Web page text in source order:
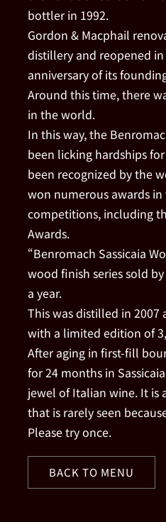
bottler in 1992.
Gordon & Macphail
distillery and reopened
anniversary of its
Around this time, there
in the world.
In this way, the
been licking hardships
been recognized by the
won numerous awards
competitions, including
Awards.
“Benromach Sassicaia
wood finish series sold
a year.
This was distilled in
with a limited edition of
After aging in first-fill
for 24 months in
jewel of Italian wine. It is
that is rarely seen
Please try once.
BACK TO MENU